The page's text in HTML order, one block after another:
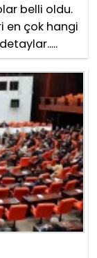
belli oldu.
en çok hangi